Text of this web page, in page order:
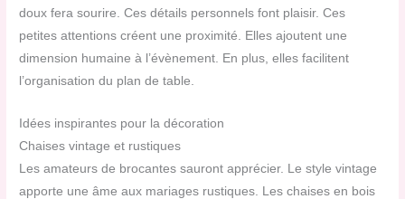
doux fera sourire. Ces détails personnels font plaisir. Ces
petites attentions créent une proximité. Elles ajoutent une
dimension humaine à l’évènement. En plus, elles facilitent
l’organisation du plan de table.
Idées inspirantes pour la décoration
Chaises vintage et rustiques
Les amateurs de brocantes sauront apprécier. Le style vintage
apporte une âme aux mariages rustiques. Les chaises en bois